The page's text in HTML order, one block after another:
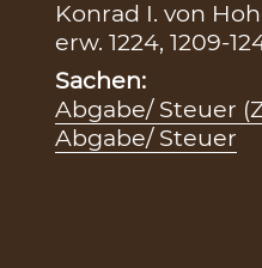
Konrad I. von
erw. 1224, 1209-
Sachen:
Abgabe/ Steuer
Abgabe/ Steuer